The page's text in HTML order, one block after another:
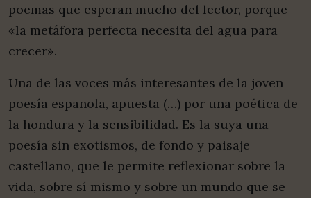
poemas que esperan mucho del lector, porque
«la metáfora perfecta necesita del agua para
crecer».
Una de las voces más interesantes de la joven
poesía española, apuesta (…) por una poética de
la hondura y la sensibilidad. Es la suya una
poesía sin exotismos, de fondo y paisaje
castellano, que le permite reflexionar sobre la
vida, sobre sí mismo y sobre un mundo que se